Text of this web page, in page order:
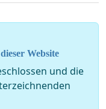
Website
und die